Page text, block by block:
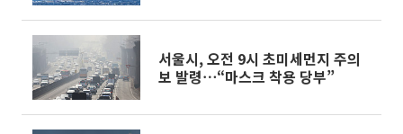
서울시, 오전 9시 초미세먼지 주의
보 발령⋯“마스크 착용 당부”